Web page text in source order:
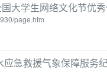
大学生网络文化节优
page.htm
急救援气象保障服务